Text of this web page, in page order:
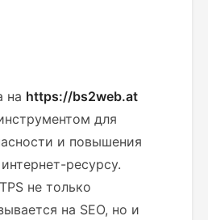
на https://bs2web.at
для
и повышения
ресурсу.
не только
на SEO, но и